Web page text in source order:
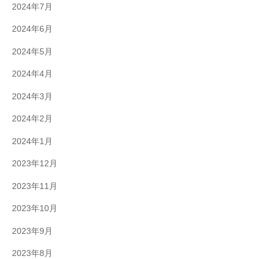
2024年7月
2024年6月
2024年5月
2024年4月
2024年3月
2024年2月
2024年1月
2023年12月
2023年11月
2023年10月
2023年9月
2023年8月